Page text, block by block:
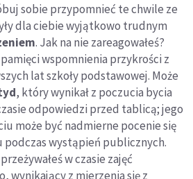
sobie przypomnieć te chwile ze
dla ciebie wyjątkowo trudnym
. Jak na nie zareagowałeś?
pamięci wspomnienia przykrości z
lat szkoły podstawowej. Może
, który wynikał z poczucia bycia
odpowiedzi przed tablicą; jego
może być nadmierne pocenie się
podczas wystąpień publicznych.
w czasie zajęć
wynikający z mierzenia się z